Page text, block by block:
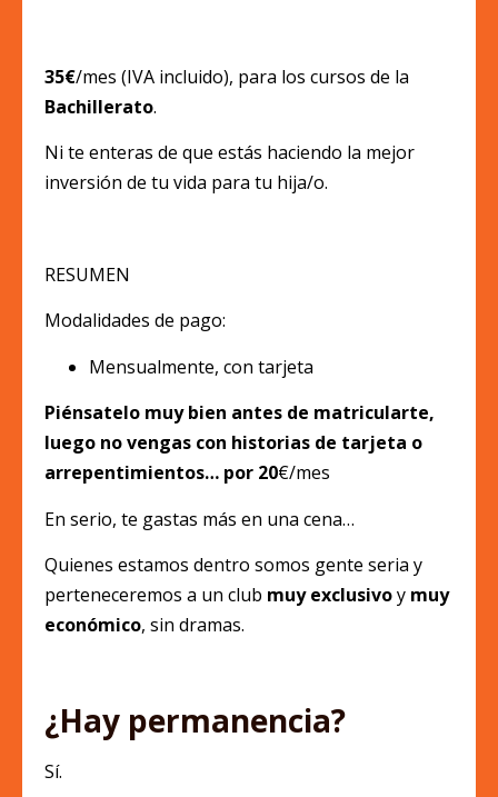
35€/mes (IVA incluido), para los cursos de la
Bachillerato.
Ni te enteras de que estás haciendo la mejor
inversión de tu vida para tu hija/o.
RESUMEN
Modalidades de pago:
Mensualmente, con tarjeta
Piénsatelo muy bien antes de matricularte,
luego no vengas con historias de tarjeta o
arrepentimientos… por 20€/mes
En serio, te gastas más en una cena…
Quienes estamos dentro somos gente seria y
perteneceremos a un club muy exclusivoy muy
económico, sin dramas.
¿Hay permanencia?
Sí.